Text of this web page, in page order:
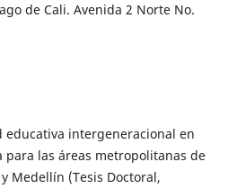
de Cali. Avenida 2 Norte No.
educativa intergeneracional en
para las áreas metropolitanas de
Medellín (Tesis Doctoral,